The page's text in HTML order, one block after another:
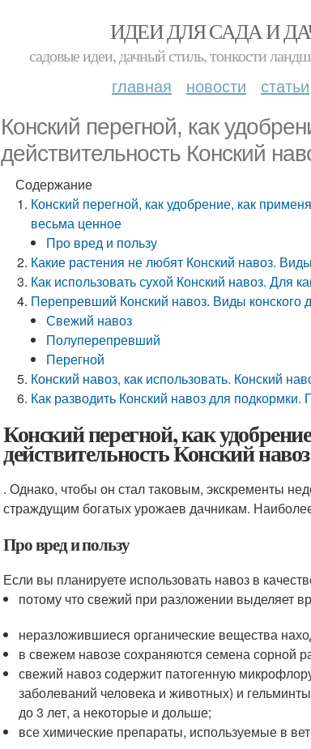
ИДЕИ ДЛЯ САДА И
садовые идеи, дачный стиль, тонкости
главная новости статьи
Конский перегной, как
действительность Конский
Содержание
Конский перегной, как удобрение, как
весьма ценное
Про вред и пользу
Какие растения не любят Конский навоз.
Как использовать сухой Конский навоз. Для
Перепревший Конский навоз. Виды конского
Свежий навоз
Полуперепревший
Перегной
Конский навоз, как использовать. Конский
Как разводить Конский навоз для
Конский перегной, как
действительность Конский
. Однако, чтобы он стал таковым, экскременты
страждущим богатых урожаев дачникам.
Про вред и пользу
Если вы планируете использовать навоз в
потому что свежий при разложении выделяет
неразложившиеся органические вещества
в свежем навозе сохраняются семена сорной
свежий навоз содержит патогенную
заболеваний человека и животных) и
до 3 лет, а некоторые и дольше;
все химические препараты, используемые в